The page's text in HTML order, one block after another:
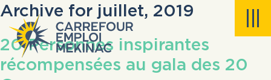
BABILLARD D’EMPLOIS
BABILLARD DES CANDIDATS
Archive for juillet, 2019
20 Personnes inspirantes
récompensées au gala des 20
Veuillez noter que, dans les offres présentées sur ce site,